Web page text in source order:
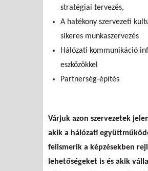
stratégiai tervezés,
A hatékony szervezeti
sikeres munkaszervezés
Hálózati kommunikáció
eszközökkel
Partnerség-építés
Várjuk azon szervezetek
akik a hálózati
felismerik a képzésekben
lehetőségeket is és akik